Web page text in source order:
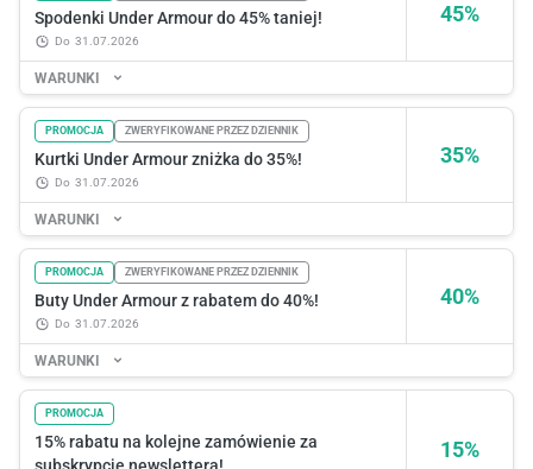
45%
Spodenki Under Armour do 45% taniej!
do 31.07.2026
WARUNKI
35%
PROMOCJA ZWERYFIKOWANE PRZEZ DZIENNIK
Kurtki Under Armour zniżka do 35%!
do 31.07.2026
WARUNKI
40%
PROMOCJA ZWERYFIKOWANE PRZEZ DZIENNIK
Buty Under Armour z rabatem do 40%!
do 31.07.2026
WARUNKI
15%
PROMOCJA
15% rabatu na kolejne zamówienie za